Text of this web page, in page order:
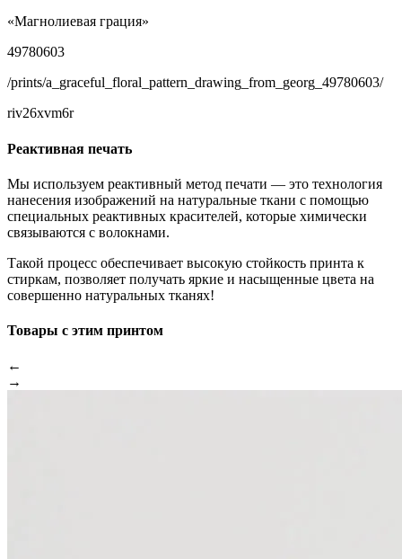
«Магнолиевая грация»
49780603
/prints/a_graceful_floral_pattern_drawing_from_georg_49780603/
riv26xvm6r
Реактивная печать
Мы используем реактивный метод печати — это технология
нанесения изображений на натуральные ткани с помощью
специальных реактивных красителей, которые химически
связываются с волокнами.
Такой процесс обеспечивает высокую стойкость принта к
стиркам, позволяет получать яркие и насыщенные цвета на
совершенно натуральных тканях!
Товары с этим принтом
←
→